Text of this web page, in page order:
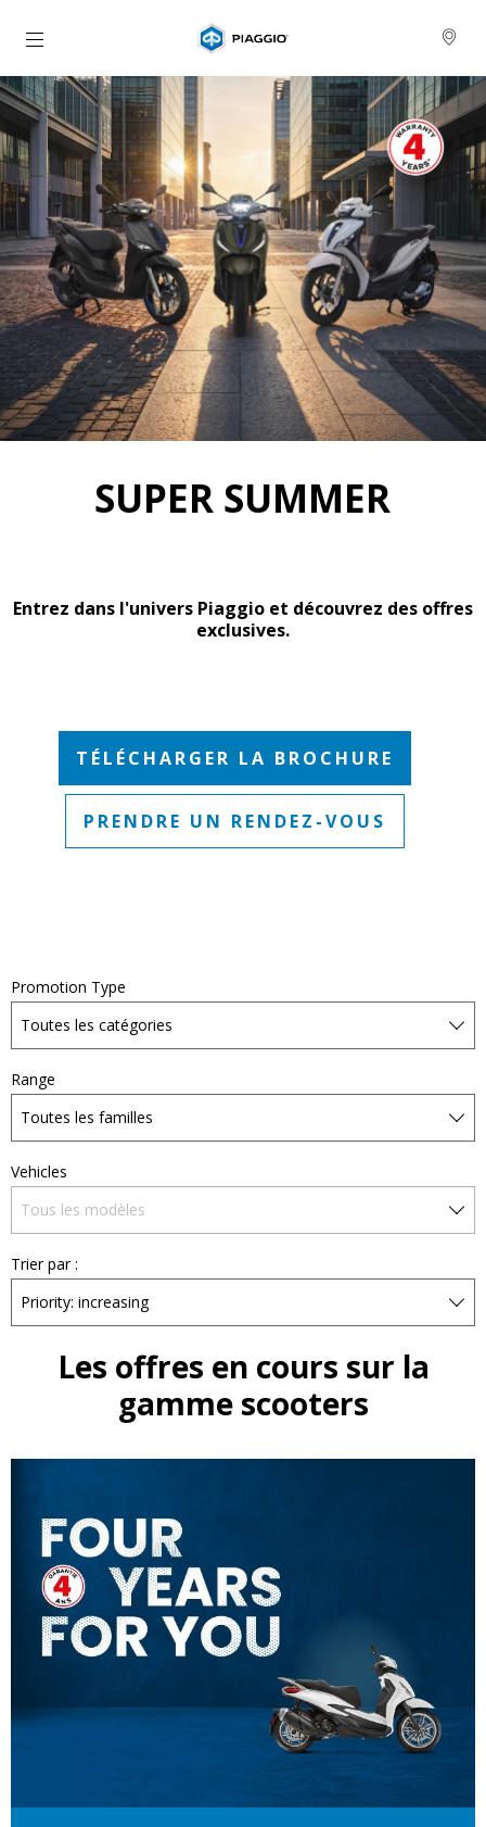
Aller au contenu principal
SUPER SUMMER
Entrez dans l'univers Piaggio et découvrez des offres
exclusives.
TÉLÉCHARGER LA BROCHURE
PRENDRE UN RENDEZ-VOUS
Promotion Type
Range
Vehicles
Trier par :
Les offres en cours sur la
gamme scooters